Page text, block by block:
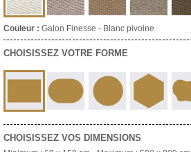
Couleur : Galon Finesse - Blanc pivoine
CHOISISSEZ VOTRE FORME
CHOISISSEZ VOS DIMENSIONS